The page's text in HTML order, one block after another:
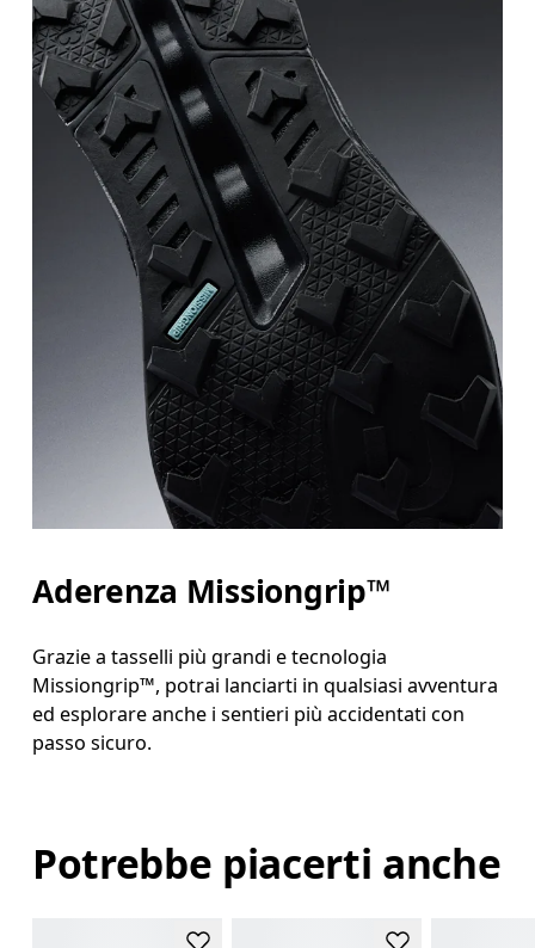
Aderenza Missiongrip™
Grazie a tasselli più grandi e tecnologia
Missiongrip™, potrai lanciarti in qualsiasi avventura
ed esplorare anche i sentieri più accidentati con
passo sicuro.
Potrebbe piacerti anche